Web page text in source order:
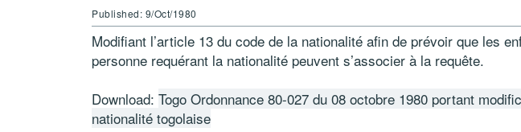
Published: 9/Oct/1980
Modifiant l’article 13 du code de la nationalité afin de prévoir que les
personne requérant la nationalité peuvent s’associer à la requête.
Download: Togo Ordonnance 80-027 du 08 octobre 1980 portant
nationalité togolaise